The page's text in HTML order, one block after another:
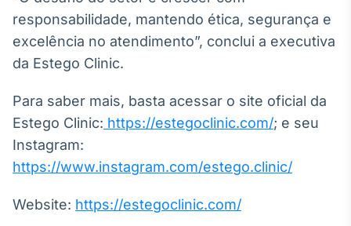
responsabilidade, mantendo ética, segurança e
excelência no atendimento”, conclui a executiva
da Estego Clinic.
Para saber mais, basta acessar o site oficial da
Estego Clinic: https://estegoclinic.com/; e seu
Instagram:
https://www.instagram.com/estego.clinic/
Website: https://estegoclinic.com/